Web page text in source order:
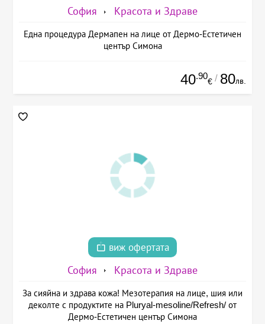
София Красота и Здраве
Една процедура Дермапен на лице от Дермо-Естетичен
център Симона
40.90
€ / 80лв.
виж офертата
София Красота и Здраве
За сияйна и здрава кожа! Мезотерапия на лице, шия или
деколте с продуктите на Pluryal-mesoline/Refresh/ от
Дермо-Естетичен център Симона